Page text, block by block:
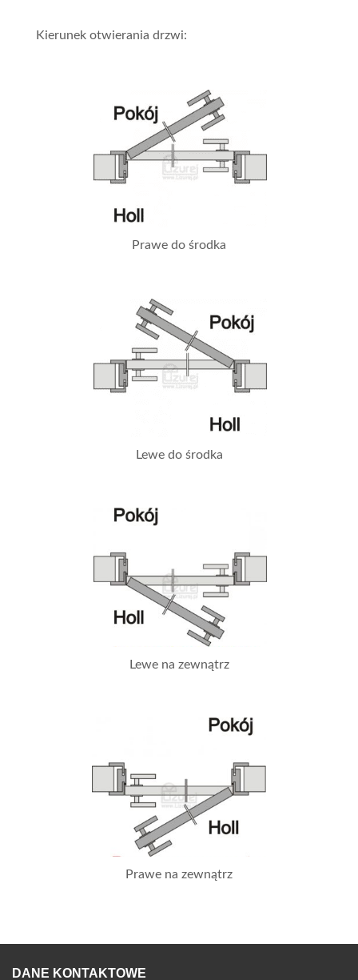
Kierunek otwierania drzwi:
Prawe do środka
Lewe do środka
Lewe na zewnątrz
Prawe na zewnątrz
DANE KONTAKTOWE